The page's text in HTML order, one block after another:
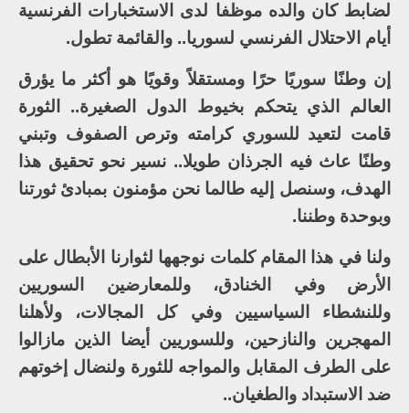
لضابط كان والده موظفا لدى الاستخبارات الفرنسية
أيام الاحتلال الفرنسي لسوريا.. والقائمة تطول.
إن وطنًا سوريًا حرًا ومستقلاً وقويًا هو أكثر ما يؤرق
العالم الذي يتحكم بخيوط الدول الصغيرة.. الثورة
قامت لتعيد للسوري كرامته وترص الصفوف وتبني
وطنًا عاث فيه الجرذان طويلا.. نسير نحو تحقيق هذا
الهدف، وسنصل إليه طالما نحن مؤمنون بمبادئ ثورتنا
وبوحدة وطننا.
ولنا في هذا المقام كلمات نوجهها لثوارنا الأبطال على
الأرض وفي الخنادق، وللمعارضين السوريين
وللنشطاء السياسيين وفي كل المجالات، ولأهلنا
المهجرين والنازحين، وللسوريين أيضا الذين مازالوا
على الطرف المقابل والمواجه للثورة ولنضال إخوتهم
ضد الاستبداد والطغيان..